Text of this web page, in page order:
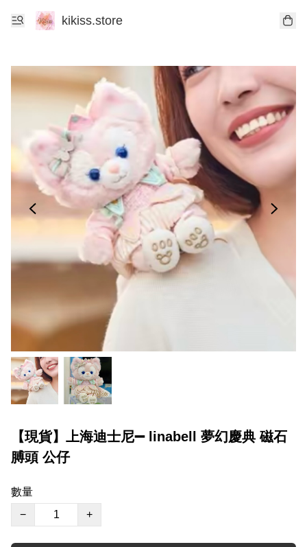
kikiss.store
【現貨】上海迪士尼➖ linabell 夢幻慶典 磁石
膊頭 公仔
數量
−
+